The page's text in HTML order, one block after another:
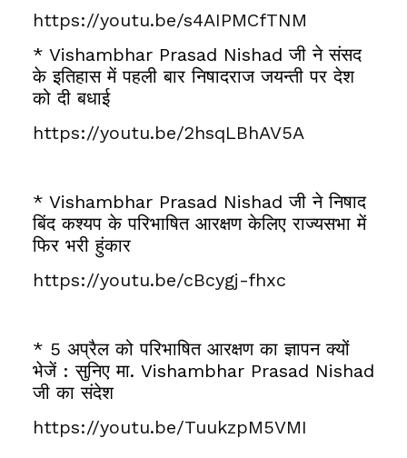
https://youtu.be/s4AIPMCfTNM
* Vishambhar Prasad Nishad जी ने संसद
के इतिहास में पहली बार निषादराज जयन्ती पर देश
को दी बधाई
https://youtu.be/2hsqLBhAV5A
* Vishambhar Prasad Nishad जी ने निषाद
बिंद कश्यप के परिभाषित आरक्षण केलिए राज्यसभा में
फिर भरी हुंकार
https://youtu.be/cBcygj-fhxc
* 5 अप्रैल को परिभाषित आरक्षण का ज्ञापन क्यों
भेजें : सुनिए मा. Vishambhar Prasad Nishad
जी का संदेश
https://youtu.be/TuukzpM5VMI